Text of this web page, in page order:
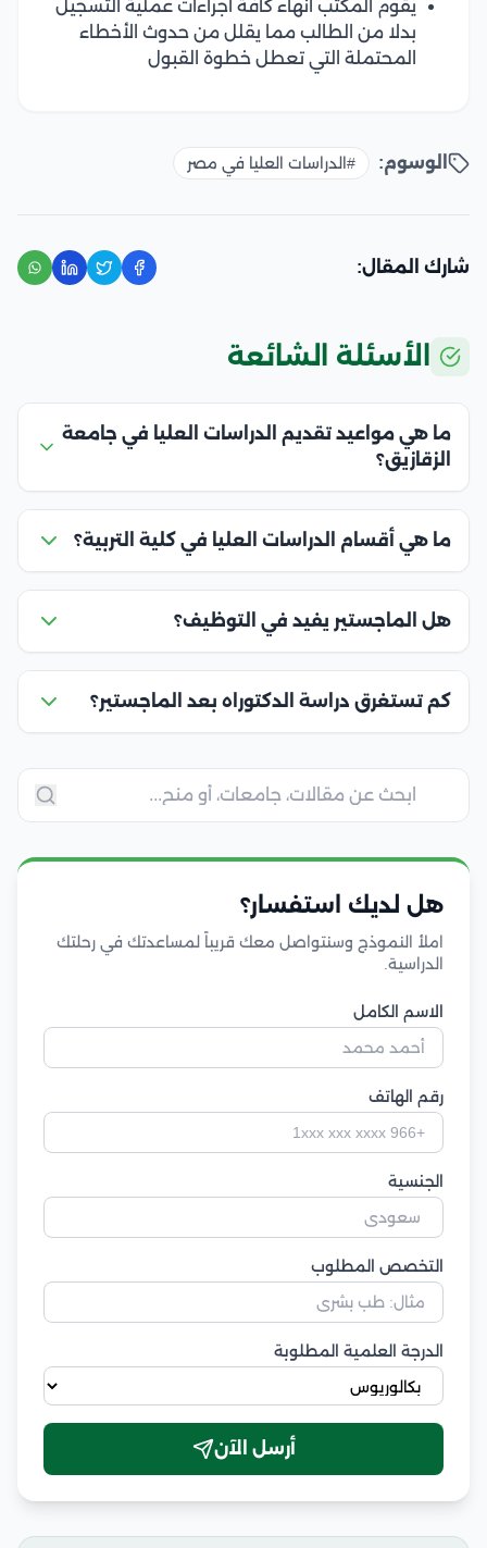
يقوم المكتب انهاء كافة اجراءات عملية التسجيل
بدلا من الطالب مما يقلل من حدوث الأخطاء
المحتملة التي تعطل خطوة القبول
الوسوم: #الدراسات العليا في مصر
شارك المقال:
الأسئلة الشائعة
ما هي مواعيد تقديم الدراسات العليا في جامعة
الزقازيق؟
ما هي أقسام الدراسات العليا في كلية التربية؟
هل الماجستير يفيد في التوظيف؟
كم تستغرق دراسة الدكتوراه بعد الماجستير؟
هل لديك استفسار؟
املأ النموذج وسنتواصل معك قريباً لمساعدتك في رحلتك
الدراسية.
الاسم الكامل
رقم الهاتف
الجنسية
التخصص المطلوب
الدرجة العلمية المطلوبة
أرسل الآن